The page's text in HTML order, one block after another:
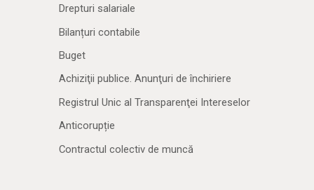
Drepturi salariale
Bilanțuri contabile
Buget
Achiziţii publice. Anunţuri de închiriere
Registrul Unic al Transparenţei Intereselor
Anticorupție
Contractul colectiv de muncă